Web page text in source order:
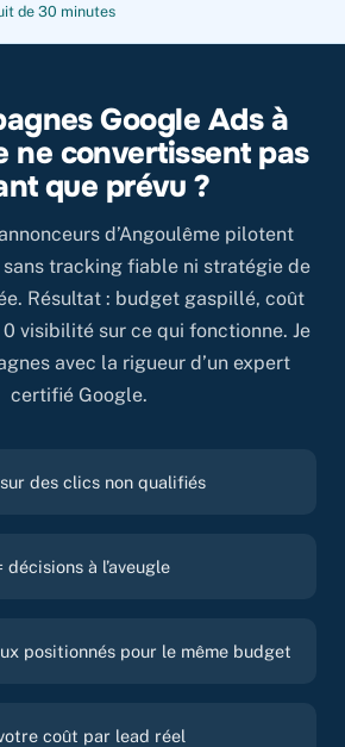
de 30 minutes
Google Ads à
ne convertissent pas
que prévu ?
d’Angoulême pilotent
tracking fiable ni stratégie de
Résultat : budget gaspillé, coût
visibilité sur ce qui fonctionne. Je
avec la rigueur d’un expert
certifié Google.
des clics non qualifiés
à l’aveugle
positionnés pour le même budget
coût par lead réel